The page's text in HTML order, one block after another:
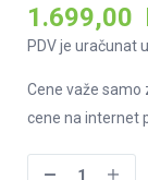
1.699,00
PDV je uračunat
Cene važe samo
cene na internet